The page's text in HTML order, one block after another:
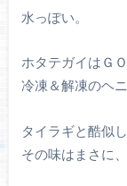
水っぽい。
ホタテガイはＧ
冷凍＆解凍のヘ
タイラギと酷似し
その味はまさに、